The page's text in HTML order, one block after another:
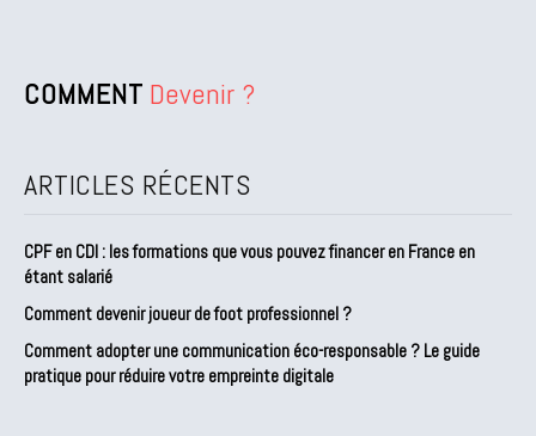
COMMENT Devenir ?
ARTICLES RÉCENTS
CPF en CDI : les formations que vous pouvez financer en France en
étant salarié
Comment devenir joueur de foot professionnel ?
Comment adopter une communication éco-responsable ? Le guide
pratique pour réduire votre empreinte digitale